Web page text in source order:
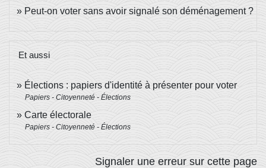
Peut-on voter sans avoir signalé son déménagement ?
Et aussi
Élections : papiers d'identité à présenter pour voter
Papiers - Citoyenneté - Élections
Carte électorale
Papiers - Citoyenneté - Élections
Signaler une erreur sur cette page